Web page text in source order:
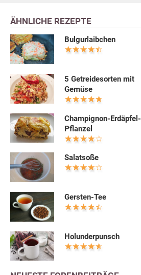
ÄHNLICHE REZEPTE
Bulgurlaibchen
5 Getreidesorten mit
Gemüse
Champignon-Erdäpfel-
Pflanzel
Salatsoße
Gersten-Tee
Holunderpunsch